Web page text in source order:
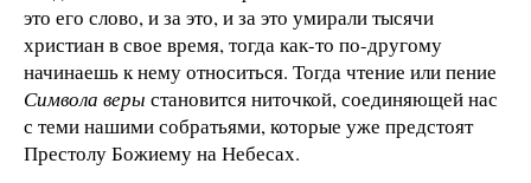
это его слово, и за это, и за это умирали тысячи
христиан в свое время, тогда как-то по-другому
начинаешь к нему относиться. Тогда чтение или пение
Символа веры становится ниточкой, соединяющей нас
с теми нашими собратьями, которые уже предстоят
Престолу Божиему на Небесах.